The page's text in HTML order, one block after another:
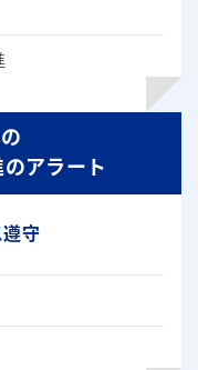
アラート
遵守